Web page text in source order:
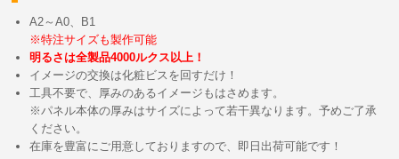
A2～A0、B1
※特注サイズも製作可能
明るさは全製品4000ルクス以上！
イメージの交換は化粧ビスを回すだけ！
工具不要で、厚みのあるイメージもはさめます。
※パネル本体の厚みはサイズによって若干異なります。予めご了承
ください。
在庫を豊富にご用意しておりますので、即日出荷可能です！